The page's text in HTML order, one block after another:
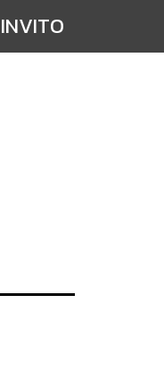
INVITO